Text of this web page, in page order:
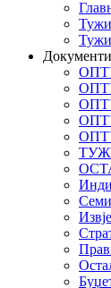
Документи